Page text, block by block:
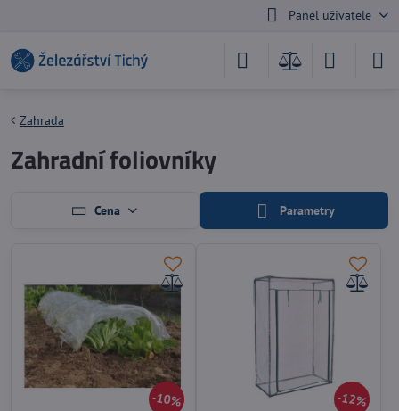
Panel uživatele
Zahrada
Zahradní foliovníky
Cena Parametry
10% 12%